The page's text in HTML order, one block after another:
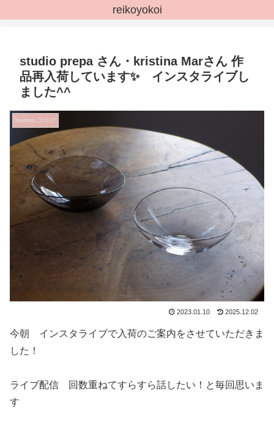
reikoyokoi
studio prepa さん・kristina Marさん 作
品再入荷しています✨ インスタライブし
ました^^
bonton.ブログ
2023.01.10 2025.12.02
今朝 インスタライブで入荷のご案内をさせていただきま
した！
ライブ配信 回数重ねてすらすら話したい！と毎回思いま
す